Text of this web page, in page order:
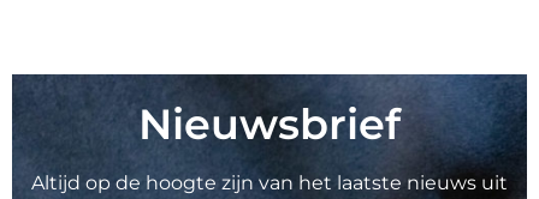
Nieuwsbrief
Altijd op de hoogte zijn van het laatste nieuws uit